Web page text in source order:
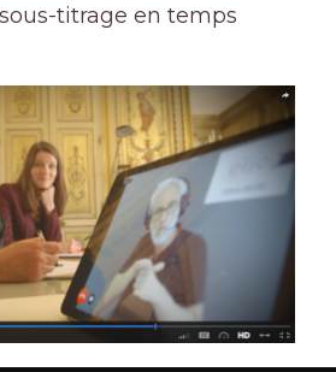
titrage en temps